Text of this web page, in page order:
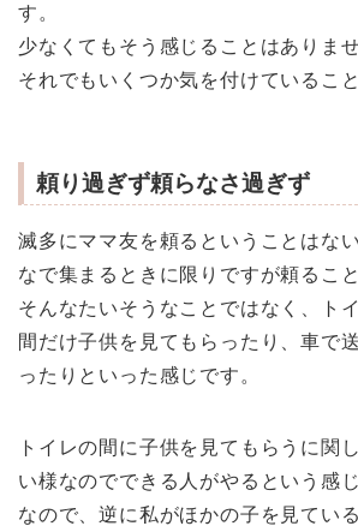
す。
少なくてもそう感じることはありませ
それでもいくつか気を付けているこ
頼り過ぎず頼らなさ過ぎず
滅多にママ友を頼るということはな
なで集まるときに限りですが頼るこ
そんなたいそうなことではなく、ト
間だけ子供を見てもらったり、車で
ったりといった感じです。
トイレの間に子供を見てもらうに関
い様なのでできる人がやるという感じ
なので、逆に私がほかの子を見てい